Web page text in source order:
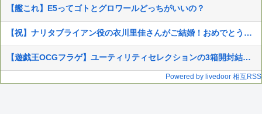
【艦これ】E5ってゴトとグロワールどっちがいいの？
【祝】ナリタブライアン役の衣川里佳さんがご結婚！おめでとうございます！
【遊戯王OCGフラゲ】ユーティリティセレクションの3箱開封結果画像
Powered by livedoor 相互RSS